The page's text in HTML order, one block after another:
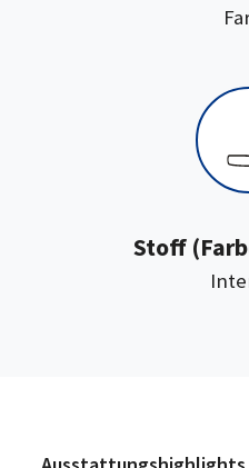
Stoff :